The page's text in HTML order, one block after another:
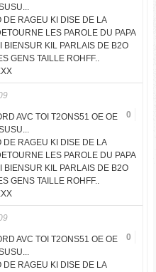
DE RAGEU KI DISE DE LA
LES PAROLE DU PAPA
BIENSUR KIL PARLAIS DE B2O
GENS TAILLE ROHFF..
0
AVC TOI T2ONS51 OE OE
DE RAGEU KI DISE DE LA
LES PAROLE DU PAPA
BIENSUR KIL PARLAIS DE B2O
GENS TAILLE ROHFF..
0
AVC TOI T2ONS51 OE OE
DE RAGEU KI DISE DE LA